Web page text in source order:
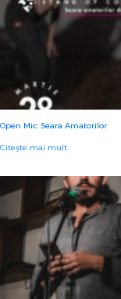
Open Mic: Seara Amatorilor
Citește mai mult